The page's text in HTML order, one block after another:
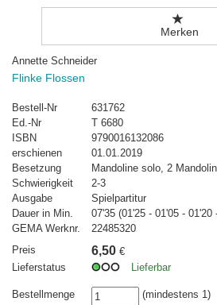
Merken
Annette Schneider
Flinke Flossen
Bestell-Nr
631762
Ed.-Nr
T 6680
ISBN
9790016132086
erschienen
01.01.2019
Besetzung
Mandoline solo, 2
Schwierigkeit
2-3
Ausgabe
Spielpartitur
Dauer in Min.
07'35 (01'25 - 01'05 - 01'20
GEMA Werknr.
22485320
Preis
6,50 €
Lieferstatus
Lieferbar
Bestellmenge (mindestens 1)